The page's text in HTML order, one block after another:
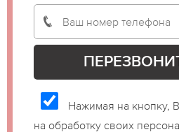
Нажимая на кнопку,
на обработку своих